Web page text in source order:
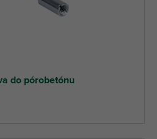
do pórobetónu